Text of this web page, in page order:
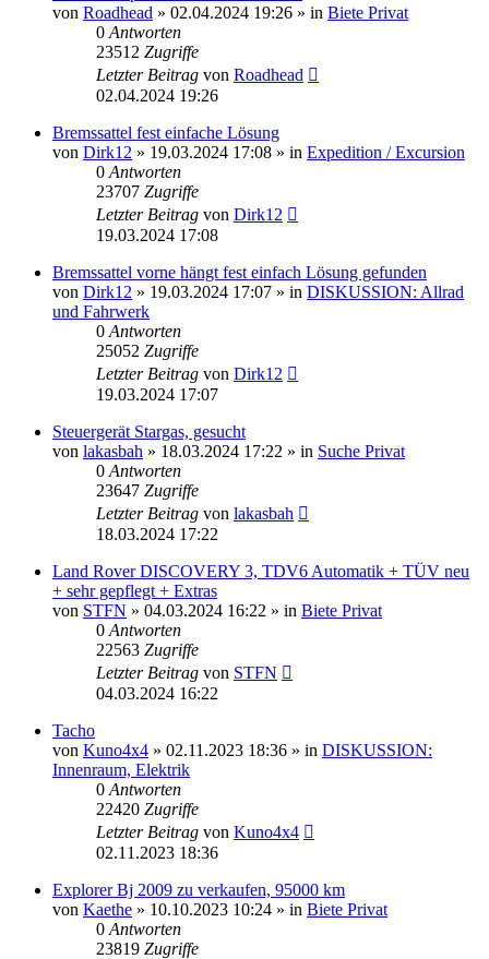
von Roadhead » 02.04.2024 19:26 » in Biete Privat
0 Antworten
23512 Zugriffe
Letzter Beitrag von Roadhead
02.04.2024 19:26
Bremssattel fest einfache Lösung
von Dirk12 » 19.03.2024 17:08 » in Expedition / Excursion
0 Antworten
23707 Zugriffe
Letzter Beitrag von Dirk12
19.03.2024 17:08
Bremssattel vorne hängt fest einfach Lösung gefunden
von Dirk12 » 19.03.2024 17:07 » in DISKUSSION: Allrad
und Fahrwerk
0 Antworten
25052 Zugriffe
Letzter Beitrag von Dirk12
19.03.2024 17:07
Steuergerät Stargas, gesucht
von lakasbah » 18.03.2024 17:22 » in Suche Privat
0 Antworten
23647 Zugriffe
Letzter Beitrag von lakasbah
18.03.2024 17:22
Land Rover DISCOVERY 3, TDV6 Automatik + TÜV neu
+ sehr gepflegt + Extras
von STFN » 04.03.2024 16:22 » in Biete Privat
0 Antworten
22563 Zugriffe
Letzter Beitrag von STFN
04.03.2024 16:22
Tacho
von Kuno4x4 » 02.11.2023 18:36 » in DISKUSSION:
Innenraum, Elektrik
0 Antworten
22420 Zugriffe
Letzter Beitrag von Kuno4x4
02.11.2023 18:36
Explorer Bj 2009 zu verkaufen, 95000 km
von Kaethe » 10.10.2023 10:24 » in Biete Privat
0 Antworten
23819 Zugriffe